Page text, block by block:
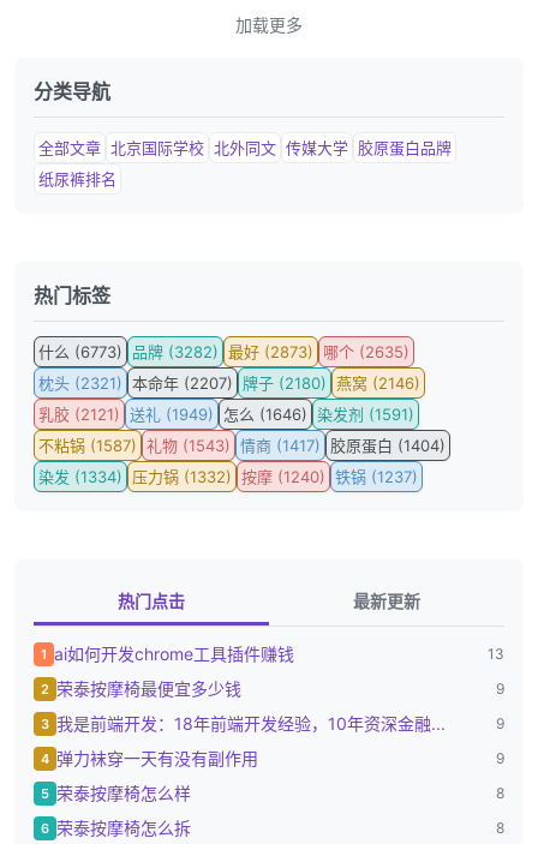
加载更多
分类导航
全部文章 北京国际学校 北外同文 传媒大学 胶原蛋白品牌
纸尿裤排名
热门标签
什么 (6773) 品牌 (3282) 最好 (2873)
哪个 (2635)
枕头 (2321) 本命年 (2207) 牌子 (2180) 燕窝 (2146)
乳胶 (2121) 送礼 (1949) 怎么 (1646) 染发剂 (1591)
不粘锅 (1587) 礼物 (1543) 情商 (1417)
胶原蛋白 (1404)
染发 (1334)
压力锅 (1332) 按摩 (1240) 铁锅 (1237)
热门点击 最新更新
1 ai如何开发chrome工具插件赚钱 13
2 荣泰按摩椅最便宜多少钱 9
3 我是前端开发：18年前端开发经验，10年资深金融... 9
4 弹力袜穿一天有没有副作用 9
5 荣泰按摩椅怎么样 8
6 荣泰按摩椅怎么拆 8